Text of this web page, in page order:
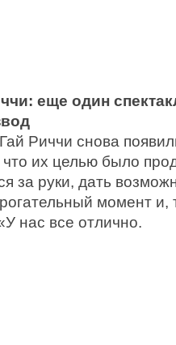
еще один
Риччи снова
их целью было
за руки, дать
момент
нас все отлично.